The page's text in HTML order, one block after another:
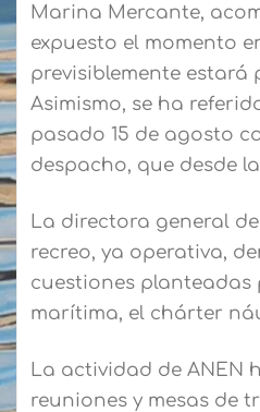
Marina Mercante,
expuesto el momento
previsiblemente
Asimismo, se ha
pasado 15 de agosto
despacho, que desde
La directora general
recreo, ya operativa,
cuestiones planteadas
marítima, el chárter
La actividad de ANEN
reuniones y mesas de